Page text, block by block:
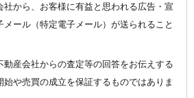
社から、お客様に有益と思われる広告・宣
ール（特定電子メール）が送られること
動産会社からの査定等の回答をお伝えする
始や売買の成立を保証するものではありま